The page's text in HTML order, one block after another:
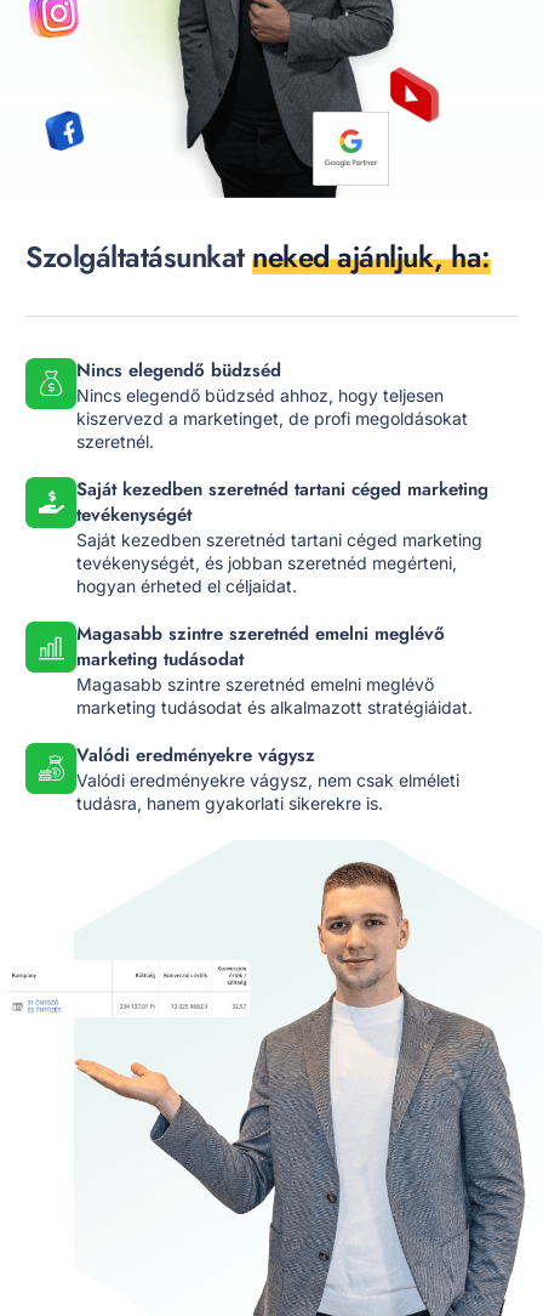
Szolgáltatásunkatneked ajánljuk, ha:
Nincs elegendő büdzséd
Nincs elegendő büdzséd ahhoz, hogy teljesen
kiszervezd a marketinget, de profi megoldásokat
szeretnél.
Saját kezedben szeretnéd tartani céged marketing
tevékenységét
Saját kezedben szeretnéd tartani céged marketing
tevékenységét, és jobban szeretnéd megérteni,
hogyan érheted el céljaidat.
Magasabb szintre szeretnéd emelni meglévő
marketing tudásodat
Magasabb szintre szeretnéd emelni meglévő
marketing tudásodat és alkalmazott stratégiáidat.
Valódi eredményekre vágysz
Valódi eredményekre vágysz, nem csak elméleti
tudásra, hanem gyakorlati sikerekre is.